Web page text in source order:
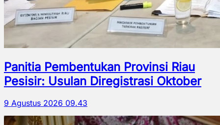
Panitia Pembentukan Provinsi Riau
Pesisir: Usulan Diregistrasi Oktober
9 Agustus 2026 09.43